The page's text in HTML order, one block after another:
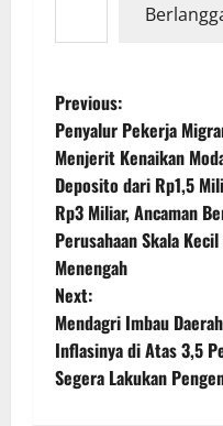
P
o
s
t
n
a
v
Previous:
Penyalur Pekerja
Menjerit Kenaikan
Deposito dari Rp1,5
Rp3 Miliar, Ancaman
Perusahaan Skala
Menengah
Next:
Mendagri Imbau
Inflasinya di Atas 3,5
Segera Lakukan